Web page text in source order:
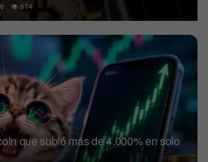
674
que subió más de 4.000% en solo